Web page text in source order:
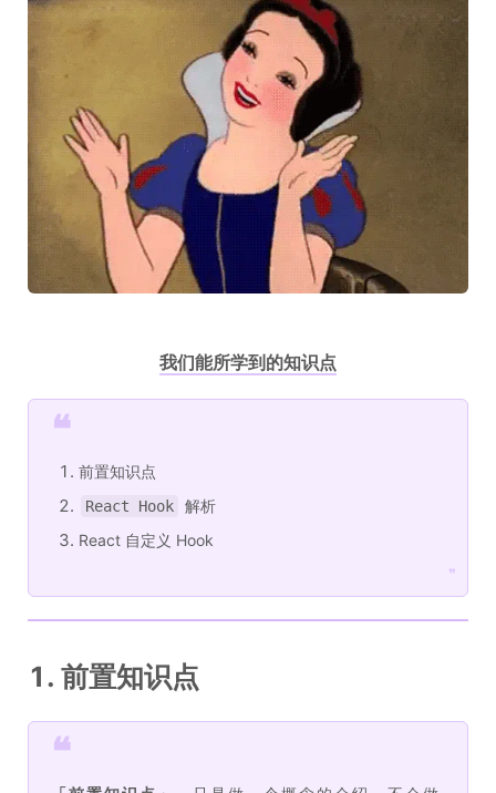
我们能所学到的知识点
❝
前置知识点
React Hook
解析
React 自定义 Hook
❞
1. 前置知识点
❝